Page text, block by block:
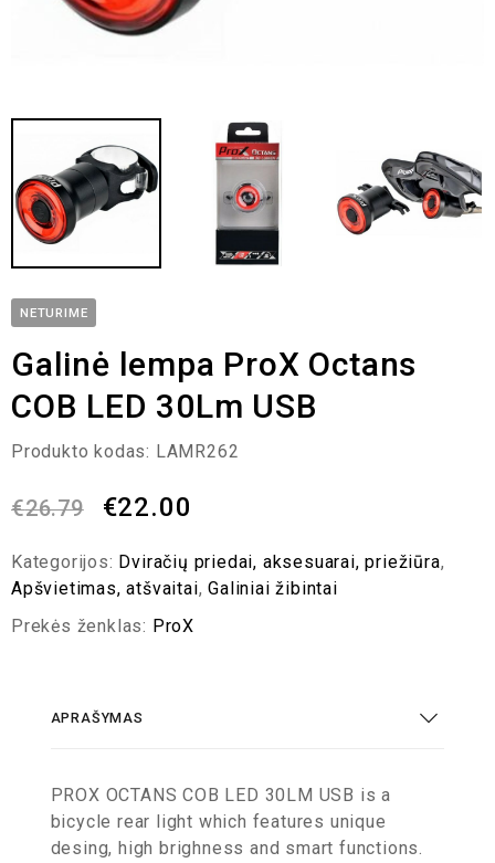
NETURIME
Galinė lempa ProX Octans
COB LED 30Lm USB
Produkto kodas: LAMR262
€26.79 €22.00
Kategorijos: Dviračių priedai, aksesuarai, priežiūra,
Apšvietimas, atšvaitai,Galiniai žibintai
Prekės ženklas: ProX
APRAŠYMAS
PROX OCTANS COB LED 30LM USB is a
bicycle rear light which features unique
desing, high brighness and smart functions.